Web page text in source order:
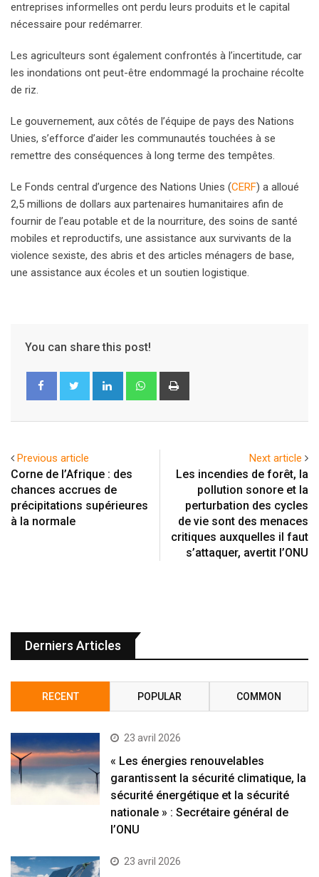
entreprises informelles ont perdu leurs produits et le capital
nécessaire pour redémarrer.
Les agriculteurs sont également confrontés à l’incertitude, car
les inondations ont peut-être endommagé la prochaine récolte
de riz.
Le gouvernement, aux côtés de l’équipe de pays des Nations
Unies, s’efforce d’aider les communautés touchées à se
remettre des conséquences à long terme des tempêtes.
Le Fonds central d’urgence des Nations Unies (CERF) a alloué
2,5 millions de dollars aux partenaires humanitaires afin de
fournir de l’eau potable et de la nourriture, des soins de santé
mobiles et reproductifs, une assistance aux survivants de la
violence sexiste, des abris et des articles ménagers de base,
une assistance aux écoles et un soutien logistique.
You can share this post!
LinkedIn Whatsapp
Previous article
Corne de l’Afrique : des
chances accrues de
précipitations supérieures
à la normale
Next article
Les incendies de forêt, la
pollution sonore et la
perturbation des cycles
de vie sont des menaces
critiques auxquelles il faut
s’attaquer, avertit l’ONU
Derniers Articles
RECENT POPULAR COMMON
23 avril 2026
« Les énergies renouvelables
garantissent la sécurité climatique, la
sécurité énergétique et la sécurité
nationale » : Secrétaire général de
l’ONU
23 avril 2026